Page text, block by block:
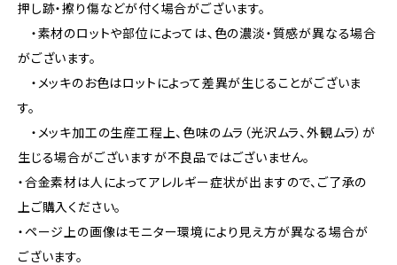
押し跡・擦り傷などが付く場合がございます。
・素材のロットや部位によっては、色の濃淡・質感が異なる場合
がございます。
・メッキのお色はロットによって差異が生じることがございま
す。
・メッキ加工の生産工程上、色味のムラ（光沢ムラ、外観ムラ）が
生じる場合がございますが不良品ではございません。
・合金素材は人によってアレルギー症状が出ますので、ご了承の
上ご購入ください。
・ページ上の画像はモニター環境により見え方が異なる場合が
ございます。